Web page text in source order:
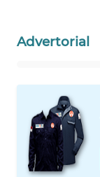
Advertorial
WAHANA
SELEB
WAHANA